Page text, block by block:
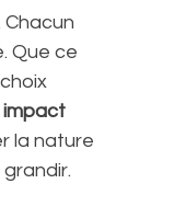
Que ce
impact
la nature